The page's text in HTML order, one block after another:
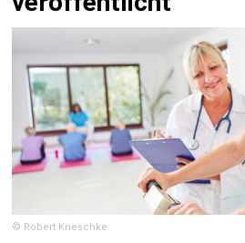
© Robert Kneschke